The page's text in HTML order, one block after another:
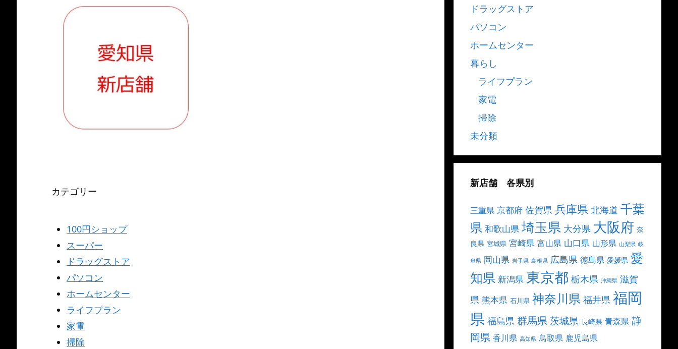
カテゴリー
100円ショップ
スーパー
ドラッグストア
パソコン
ホームセンター
ライフプラン
家電
掃除
ドラッグストア
パソコン
ホームセンター
暮らし
ライフプラン
家電
掃除
未分類
新店舗 各県別
三重県 京都府 佐賀県 兵庫県 北海道 千葉
県 和歌山県 埼玉県 大分県 大阪府 奈
良県 宮城県 宮崎県 富山県 山口県 山形県 山梨県 岐
阜県 岡山県 岩手県 島根県 広島県 徳島県 愛媛県 愛
知県 新潟県 東京都 栃木県 沖縄県 滋賀
県 熊本県 石川県 神奈川県 福井県 福岡
県 福島県 群馬県茨城県 長崎県 青森県 静
岡県 香川県 高知県 鳥取県 鹿児島県